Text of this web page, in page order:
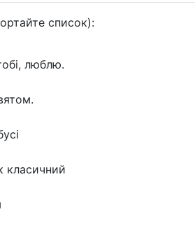
список):
люблю.
класичний